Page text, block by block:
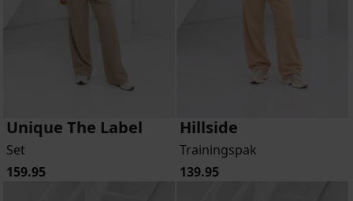
Unique The Label
Set
159.95
Hillside
Trainingspak
139.95